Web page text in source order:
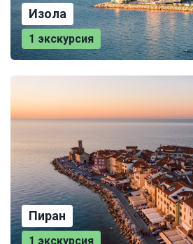
Изола
1 экскурсия
Пиран
1 экскурсия